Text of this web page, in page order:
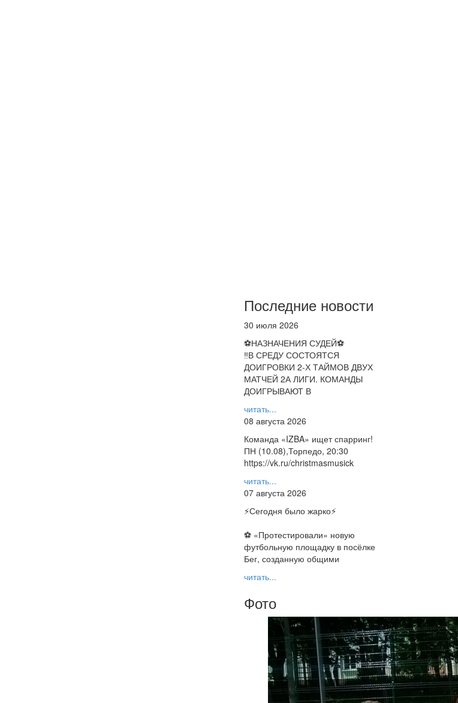
Последние новости
30 июля 2026
⚽НАЗНАЧЕНИЯ СУДЕЙ⚽
‼В СРЕДУ СОСТОЯТСЯ
ДОИГРОВКИ 2-Х ТАЙМОВ ДВУХ
МАТЧЕЙ 2А ЛИГИ. КОМАНДЫ
ДОИГРЫВАЮТ В
читать...
08 августа 2026
Команда «IZBA» ищет спарринг!
ПН (10.08),Торпедо, 20:30
https://vk.ru/christmasmusick
читать...
07 августа 2026
⚡️Сегодня было жарко⚡️
⚽ ️«Протестировали» новую
футбольную площадку в посёлке
Бег, созданную общими
читать...
Фото